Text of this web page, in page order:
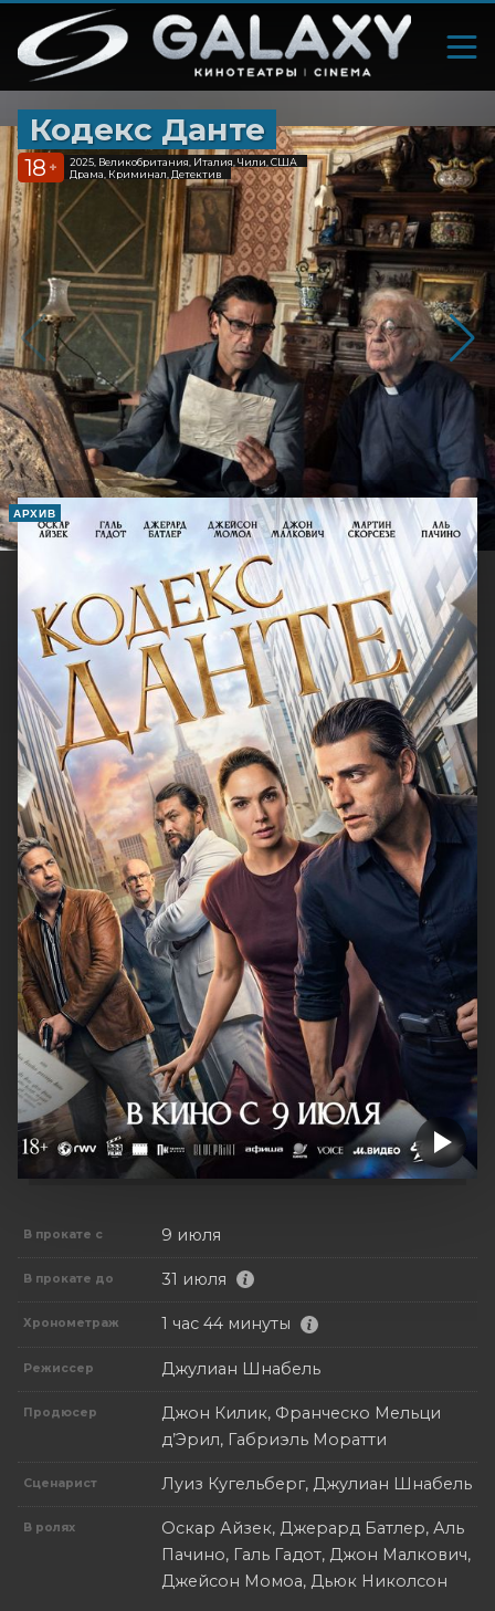
Кодекс Данте
18 +
2025, Великобритания, Италия, Чили, США
Драма, Криминал, Детектив
АРХИВ
В прокате с 9 июля
В прокате до 31 июля
Хронометраж 1 час 44 минуты
Режиссер Джулиан Шнабель
Продюсер
Джон Килик, Франческо Мельци
д’Эрил, Габриэль Моратти
Сценарист Луиз Кугельберг, Джулиан Шнабель
В ролях
Оскар Айзек, Джерард Батлер, Аль
Пачино, Галь Гадот, Джон Малкович,
Джейсон Момоа, Дьюк Николсон